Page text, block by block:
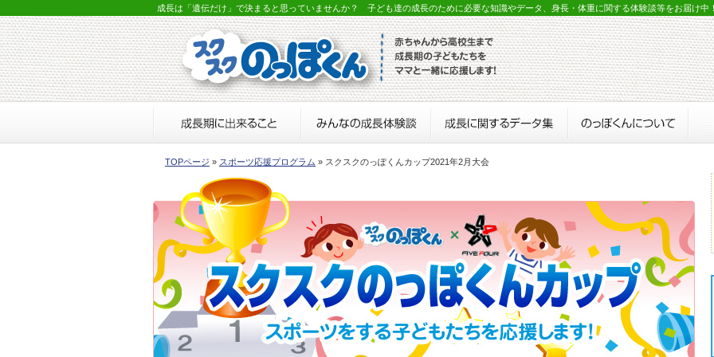
成長は「遺伝だけ」で決まると思っていませんか？ 子ども達の成長のために必要な知識やデータ、身長・体重に関する体験談等をお届け中
TOPページ » スポーツ応援プログラム » スクスクのっぽくんカップ2021年2月大会